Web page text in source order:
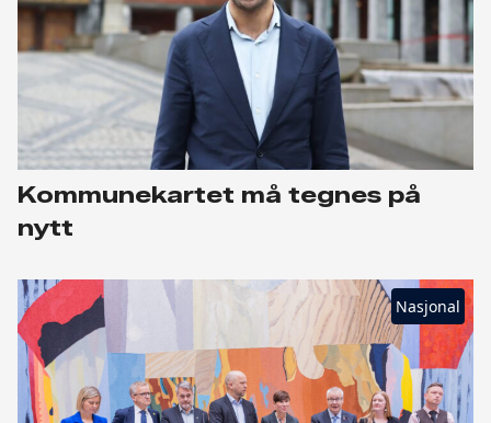
Kommunekartet må tegnes på
nytt
Nasjonal